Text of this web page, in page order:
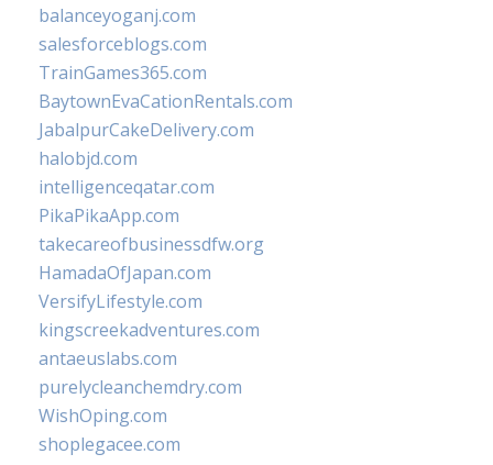
balanceyoganj.com
salesforceblogs.com
TrainGames365.com
BaytownEvaCationRentals.com
JabalpurCakeDelivery.com
halobjd.com
intelligenceqatar.com
PikaPikaApp.com
takecareofbusinessdfw.org
HamadaOfJapan.com
VersifyLifestyle.com
kingscreekadventures.com
antaeuslabs.com
purelycleanchemdry.com
WishOping.com
shoplegacee.com